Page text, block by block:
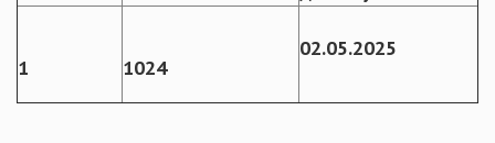
1 1024
02.05.2025